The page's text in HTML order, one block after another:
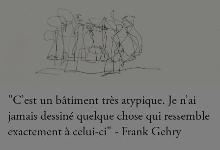
"C’est un bâtiment très atypique. Je n’ai
jamais dessiné quelque chose qui ressemble
exactement à celui-ci" - Frank Gehry